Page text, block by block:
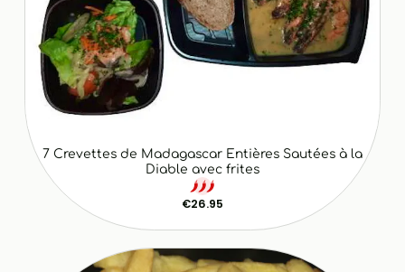
7 Crevettes de Madagascar Entières Sautées à la
Diable avec frites
€26.95